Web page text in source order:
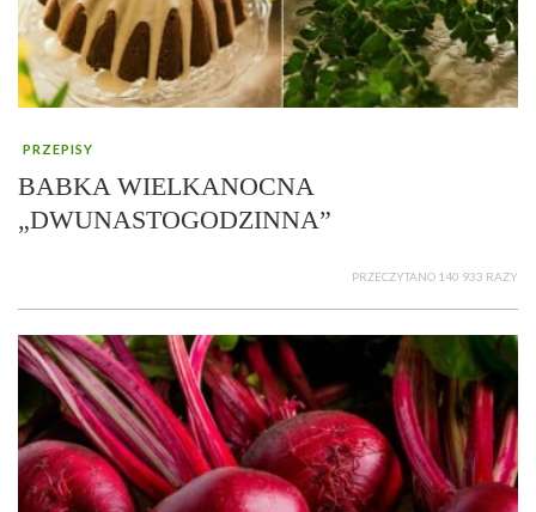
PRZEPISY
BABKA WIELKANOCNA
„DWUNASTOGODZINNA”
PRZECZYTANO 140 933 RAZY